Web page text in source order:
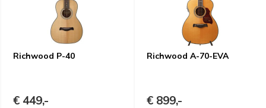
Richwood P-40
€ 449,-
Richwood A-70-EVA
€ 899,-